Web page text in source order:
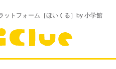
ットフォーム［ほいくる］by 小学館